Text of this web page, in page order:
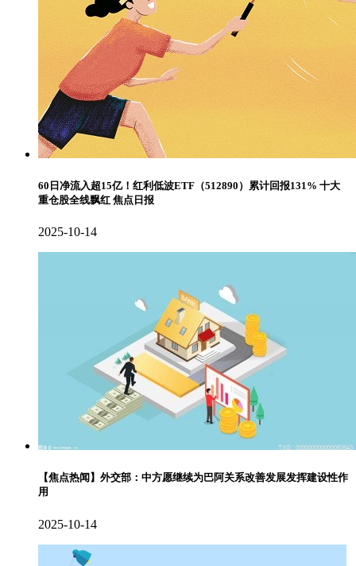
60日净流入超15亿！红利低波ETF（512890）累计回报131% 十大
重仓股全线飘红 焦点日报
2025-10-14
【焦点热闻】外交部：中方愿继续为巴阿关系改善发展发挥建设性作
用
2025-10-14